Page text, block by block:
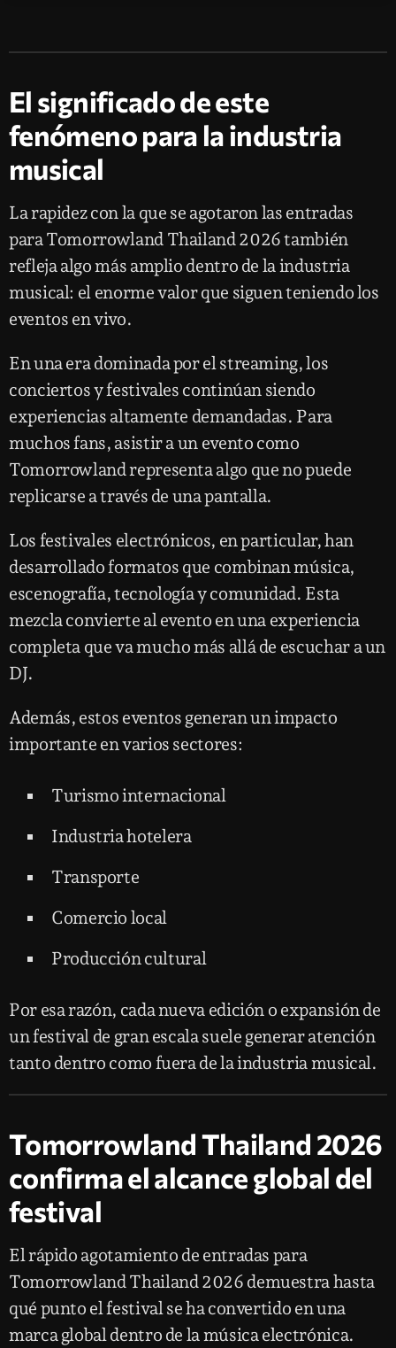
El significado de este
fenómeno para la industria
musical
La rapidez con la que se agotaron las entradas
para Tomorrowland Thailand 2026 también
refleja algo más amplio dentro de la industria
musical: el enorme valor que siguen teniendo los
eventos en vivo.
En una era dominada por el streaming, los
conciertos y festivales continúan siendo
experiencias altamente demandadas. Para
muchos fans, asistir a un evento como
Tomorrowland representa algo que no puede
replicarse a través de una pantalla.
Los festivales electrónicos, en particular, han
desarrollado formatos que combinan música,
escenografía, tecnología y comunidad. Esta
mezcla convierte al evento en una experiencia
completa que va mucho más allá de escuchar a un
DJ.
Además, estos eventos generan un impacto
importante en varios sectores:
Turismo internacional
Industria hotelera
Transporte
Comercio local
Producción cultural
Por esa razón, cada nueva edición o expansión de
un festival de gran escala suele generar atención
tanto dentro como fuera de la industria musical.
Tomorrowland Thailand 2026
confirma el alcance global del
festival
El rápido agotamiento de entradas para
Tomorrowland Thailand 2026 demuestra hasta
qué punto el festival se ha convertido en una
marca global dentro de la música electrónica.